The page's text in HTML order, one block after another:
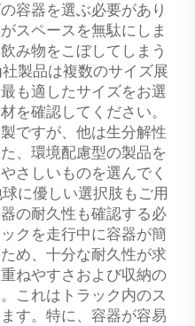
容器を選ぶ必要があり
スペースを無駄にしま
み物をこぼしてしまう
製品は複数のサイズ展
も適したサイズをお選
を確認してください。
ですが、他は生分解性
、環境配慮型の製品を
さしいものを選んでく
に優しい選択肢もご用
の耐久性も確認する必
クを走行中に容器が簡
め、十分な耐久性が求
ねやすさおよび収納の
これはトラック内のス
す。特に、容器が容易